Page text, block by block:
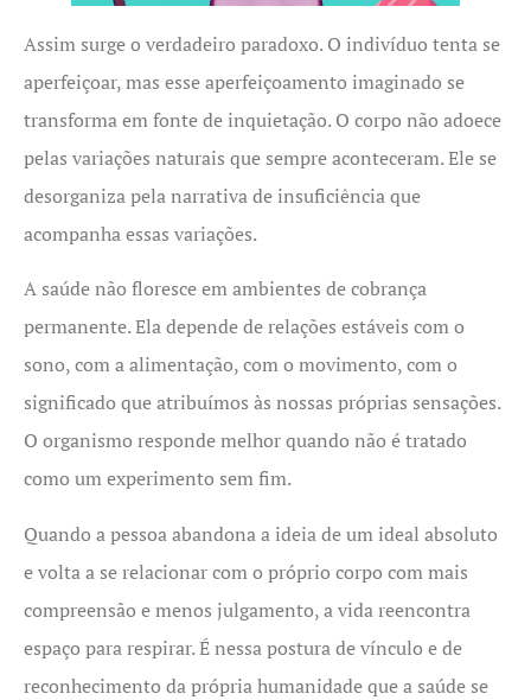
Assim surge o verdadeiro paradoxo. O indivíduo tenta se
aperfeiçoar, mas esse aperfeiçoamento imaginado se
transforma em fonte de inquietação. O corpo não adoece
pelas variações naturais que sempre aconteceram. Ele se
desorganiza pela narrativa de insuficiência que
acompanha essas variações.
A saúde não floresce em ambientes de cobrança
permanente. Ela depende de relações estáveis com o
sono, com a alimentação, com o movimento, com o
significado que atribuímos às nossas próprias sensações.
O organismo responde melhor quando não é tratado
como um experimento sem fim.
Quando a pessoa abandona a ideia de um ideal absoluto
e volta a se relacionar com o próprio corpo com mais
compreensão e menos julgamento, a vida reencontra
espaço para respirar. É nessa postura de vínculo e de
reconhecimento da própria humanidade que a saúde se